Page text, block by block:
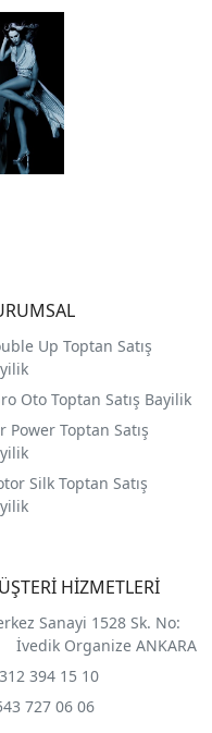
Up Toptan Satış
Oto Toptan Satış Bayilik
Power Toptan Satış
Silk Toptan Satış
HİZMETLERİ
Sanayi 1528 Sk. No:
İvedik Organize ANKARA
394 15 10
727 06 06